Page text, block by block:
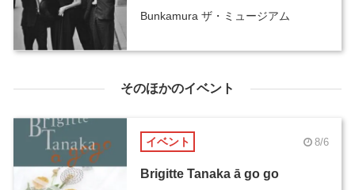
Bunkamura ザ・ミュージアム
そのほかのイベント
イベント 8/6
Brigitte Tanaka ā go go